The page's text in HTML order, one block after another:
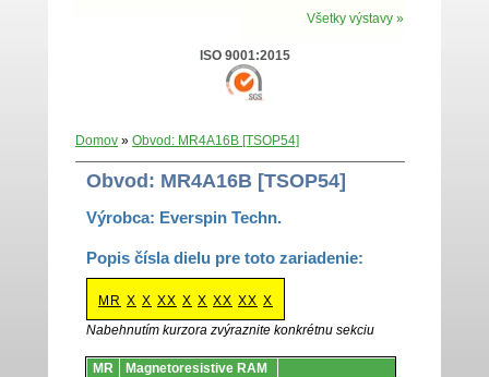
Všetky výstavy »
ISO 9001:2015
Domov » Obvod: MR4A16B [TSOP54]
Obvod: MR4A16B [TSOP54]
Výrobca: Everspin Techn.
Popis čísla dielu pre toto zariadenie:
MR X X XX X X XX XX X
Nabehnutím kurzora zvýraznite konkrétnu sekciu
Obvody.
MR
Magnetoresistive RAM